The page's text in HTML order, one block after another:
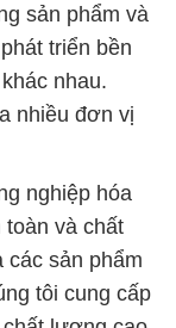
nghiệp hóa
và chất
sản phẩm
tôi cung cấp
lượng cao,
mọi ứng dụng.
cứu và
và yêu cầu
hóa chất.